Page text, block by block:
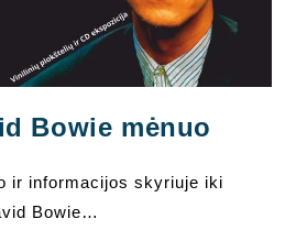
Bowie mėnuo
ir informacijos skyriuje iki
Bowie…